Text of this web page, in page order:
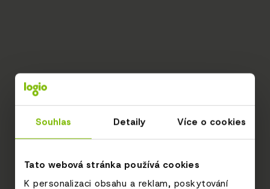
Souhlas Detaily Více o cookies
Tato webová stránka používá cookies
K personalizaci obsahu a reklam, poskytování